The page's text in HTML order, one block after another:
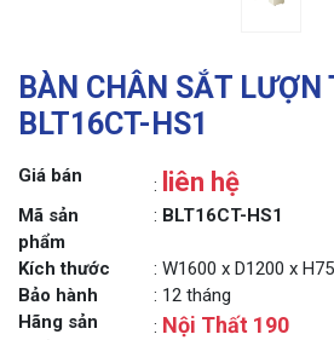
BÀN CHÂN SẮT
BLT16CT-HS1
Giá bán : liên hệ
Mã sản
phẩm
: BLT16CT-HS1
Kích thước
: W1600 x D1200 x
Bảo hành
: 12 tháng
Hãng sản
: Nội Thất 190